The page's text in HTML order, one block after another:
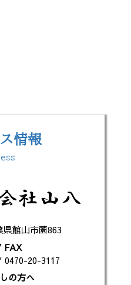
情報
館山市薗863
FAX
20-3117
の方へ